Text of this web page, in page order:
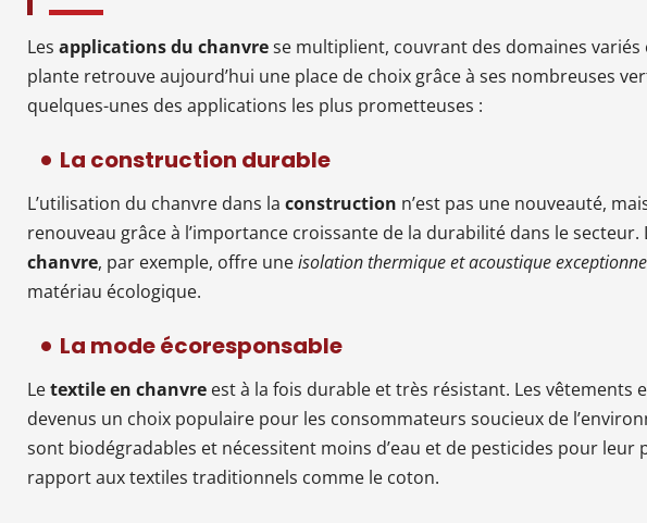
Les applications du chanvrese multiplient, couvrant des domaines variés
plante retrouve aujourd’hui une place de choix grâce à ses nombreuses
quelques-unes des applications les plus prometteuses :
La construction durable
L’utilisation du chanvre dans la construction n’est pas une nouveauté,
renouveau grâce à l’importance croissante de la durabilité dans le secteur.
chanvre, par exemple, offre uneisolation thermique et acoustique
matériau écologique.
La mode écoresponsable
Letextile en chanvre est à la fois durable et très résistant. Les vêtements
devenus un choix populaire pour les consommateurs soucieux de
sont biodégradables et nécessitent moins d’eau et de pesticides pour leur
rapport aux textiles traditionnels comme le coton.